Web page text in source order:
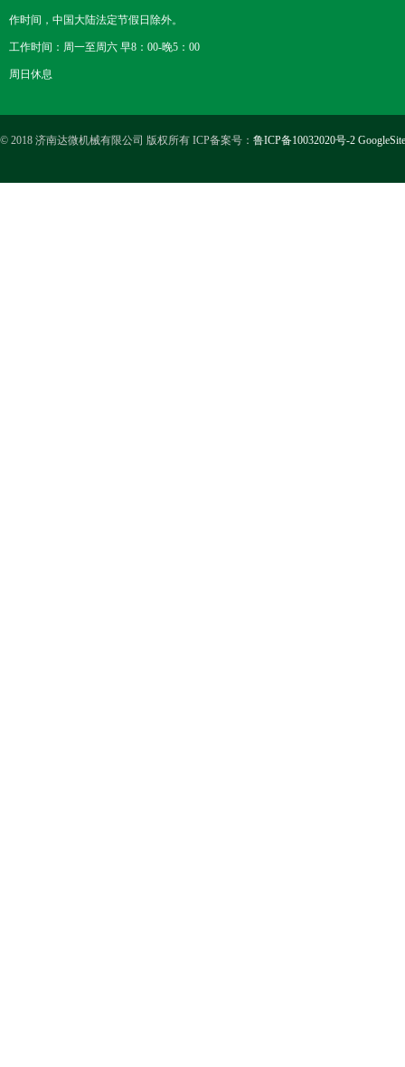
作时间，中国大陆法定节假日除外。
工作时间：周一至周六 早8：00-晚5：00
周日休息
© 2018 济南达微机械有限公司 版权所有 ICP备案号： 鲁ICP备10032020号-2